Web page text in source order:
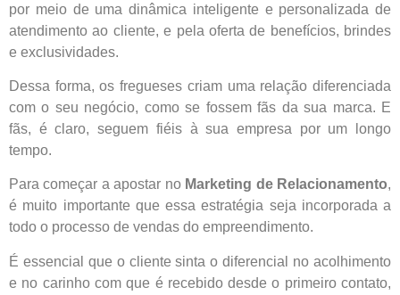
por meio de uma dinâmica inteligente e personalizada de
atendimento ao cliente, e pela oferta de benefícios, brindes
e exclusividades.
Dessa forma, os fregueses criam uma relação diferenciada
com o seu negócio, como se fossem fãs da sua marca. E
fãs, é claro, seguem fiéis à sua empresa por um longo
tempo.
Para começar a apostar no Marketing de Relacionamento,
é muito importante que essa estratégia seja incorporada a
todo o processo de vendas do empreendimento.
É essencial que o cliente sinta o diferencial no acolhimento
e no carinho com que é recebido desde o primeiro contato,